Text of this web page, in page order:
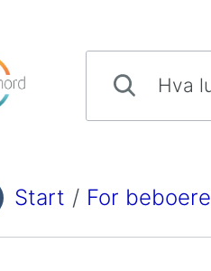
her:
Start / For beboere